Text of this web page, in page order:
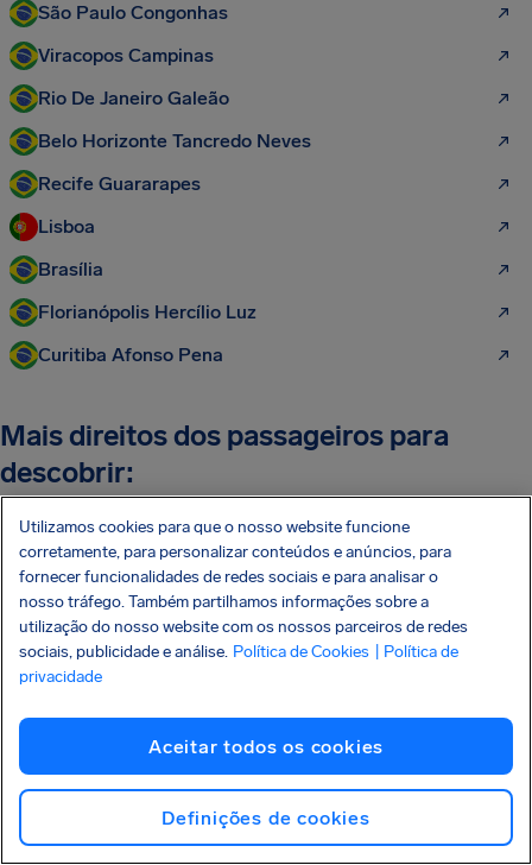
São Paulo Congonhas
Viracopos Campinas
Rio De Janeiro Galeão
Belo Horizonte Tancredo Neves
Recife Guararapes
Lisboa
Brasília
Florianópolis Hercílio Luz
Curitiba Afonso Pena
Mais direitos dos passageiros para
descobrir:
Direitos Aéreos
Atraso De Voos
Cancelamentos De Voos
Extravio De Bagagem
Embarque Recusado
Reembolso De Passagem Aérea
Resolução Nº 400 da ANAC
Utilizamos cookies para que o nosso website funcione
corretamente, para personalizar conteúdos e anúncios, para
fornecer funcionalidades de redes sociais e para analisar o
nosso tráfego. Também partilhamos informações sobre a
utilização do nosso website com os nossos parceiros de redes
sociais, publicidade e análise. Política de Cookies
| Política de
privacidade
Aceitar todos os cookies
Definições de cookies